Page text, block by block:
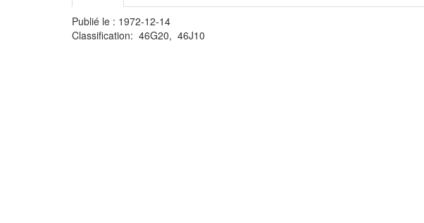
Publié le : 1972-12-14
Classification: 46G20, 46J10